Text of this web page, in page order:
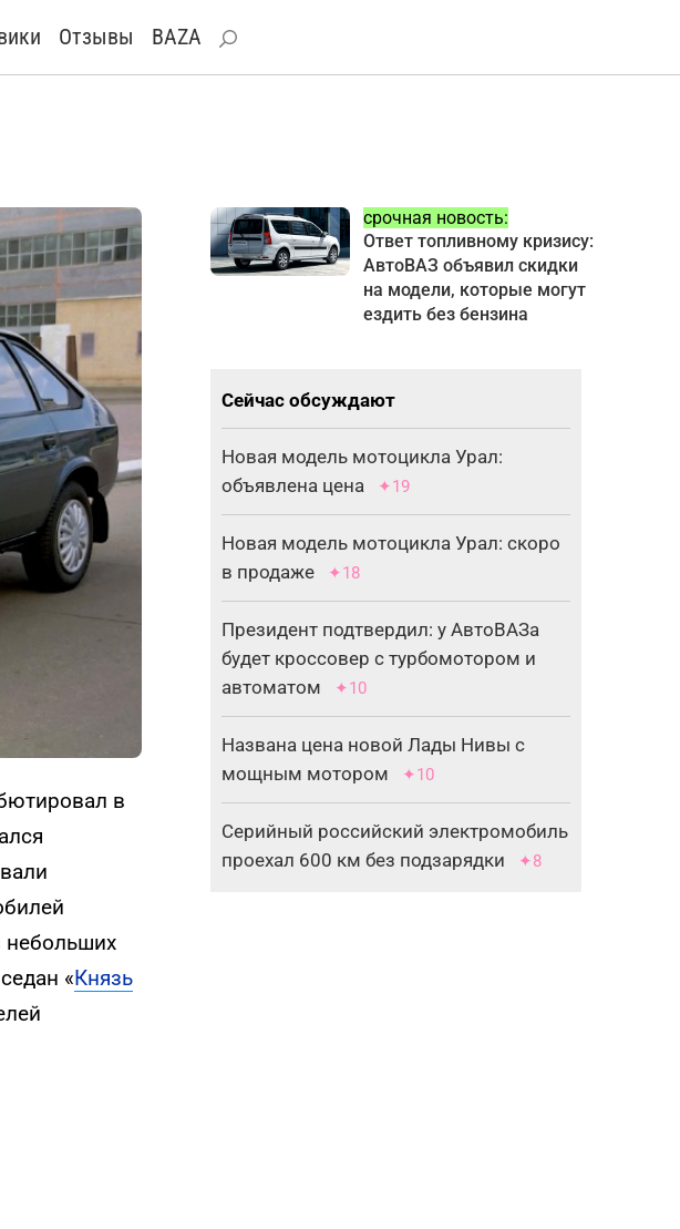
Отзывы BAZA
в
небольших
«Князь
срочная новость:
Ответ топливному кризису:
АвтоВАЗ объявил скидки
на модели, которые могут
ездить без бензина
Сейчас обсуждают
Новая модель мотоцикла Урал:
объявлена цена
✦19
Новая модель мотоцикла Урал: скоро
в продаже
✦18
Президент подтвердил: у АвтоВАЗа
будет кроссовер с турбомотором и
автоматом
✦10
Названа цена новой Лады Нивы с
мощным мотором
✦10
Серийный российский электромобиль
проехал 600 км без подзарядки
✦8